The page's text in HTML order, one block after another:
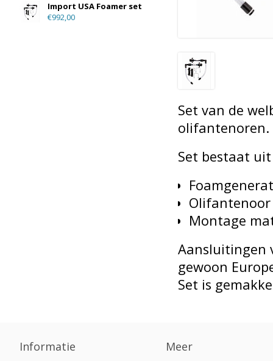
Set van de
olifantenoren.
Set bestaat
Olifantenoor
Montage
Aansluitingen
gewoon
Set is
Import USA Foamer set
€992,00
Informatie Meer